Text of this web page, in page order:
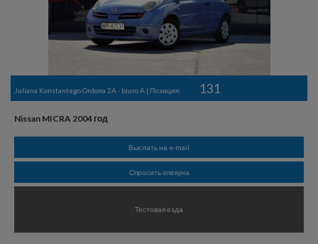
Juliana Konstantego Ordona 2A - biuro A | Позиция: 131
Nissan MICRA 2004 год
Выслать на e-mail
Спросить опекуна
Тестовая езда